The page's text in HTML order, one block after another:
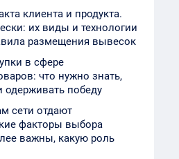
клиента и продукта.
их виды и технологии
размещения вывесок
в сфере
что нужно знать,
одерживать победу
сети отдают
факторы выбора
важны, какую роль